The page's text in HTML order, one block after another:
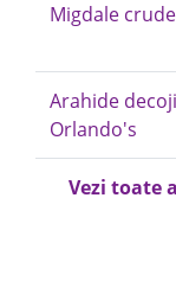
Migdale
Arahide
Orlando's
Vezi toate